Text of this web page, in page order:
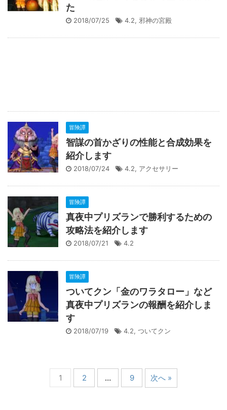
た
2018/07/25 4.2, 邪神の宮殿
冒険譚
智謀の首かざりの性能と合成効果を
紹介します
2018/07/24 4.2, アクセサリー
冒険譚
真夜中プリズランで勝利するための
攻略法を紹介します
2018/07/21 4.2
冒険譚
ついてクン「金のワラタロー」など
真夜中プリズランの報酬を紹介しま
す
2018/07/19 4.2, ついてクン
1 2 … 9 次へ »